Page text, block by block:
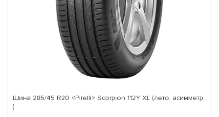
Шина 285/45 R20 <Pirelli> Scorpion 112Y XL (лето; асимметр.
)